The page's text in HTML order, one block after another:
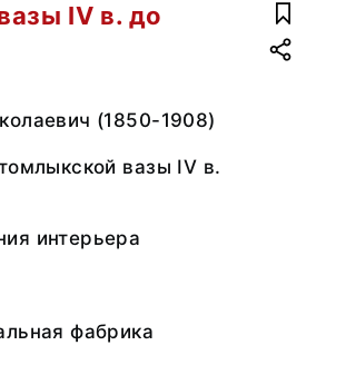
IV в. до
(1850-1908)
вазы IV в.
интерьера
фабрика